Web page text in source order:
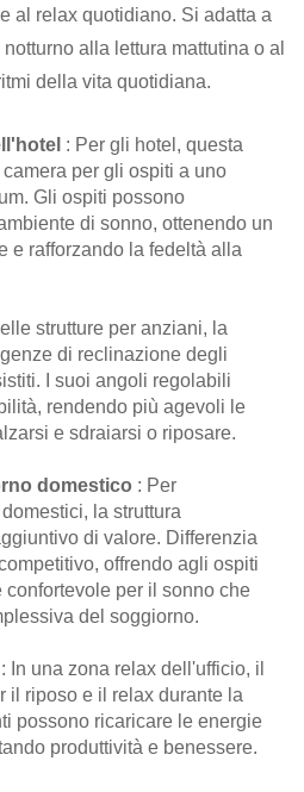
al relax quotidiano. Si adatta a
alla lettura mattutina o al
della vita quotidiana.
: Per gli hotel, questa
per gli ospiti a uno
Gli ospiti possono
di sonno, ottenendo un
e rafforzando la fedeltà alla
strutture per anziani, la
di reclinazione degli
I suoi angoli regolabili
rendendo più agevoli le
e sdraiarsi o riposare.
domestico : Per
la struttura
di valore. Differenzia
offrendo agli ospiti
per il sonno che
del soggiorno.
: In una zona relax dell'ufficio, il
il riposo e il relax durante la
possono ricaricare le energie
produttività e benessere.